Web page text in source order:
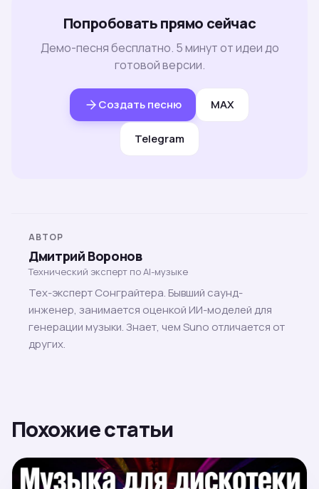
Попробовать прямо сейчас
Демо-песня бесплатно. 5 минут от идеи до
готовой версии.
Создать песню MAX
Telegram
АВТОР
Дмитрий Воронов
Технический эксперт по AI-музыке
Тех-эксперт Сонграйтера. Бывший саунд-
инженер, занимается оценкой ИИ-моделей для
генерации музыки. Знает, чем Suno отличается от
других.
Похожие статьи